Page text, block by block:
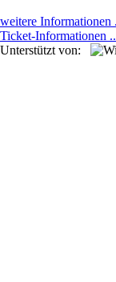
weitere Informationen
Ticket-Informationen
Unterstützt von: